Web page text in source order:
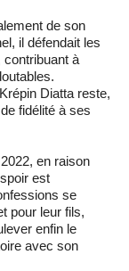
de son
il défendait les
contribuant à
Diatta reste,
fidélité à ses
en raison
est
se
pour leur fils,
enfin le
avec son